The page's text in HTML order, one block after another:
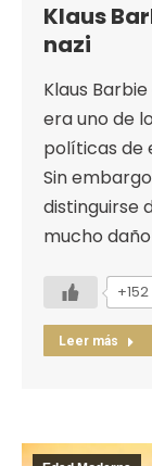
Klaus
nazi
Klaus
era uno de
políticas de
Sin
distinguirse
mucho
+152
Leer más